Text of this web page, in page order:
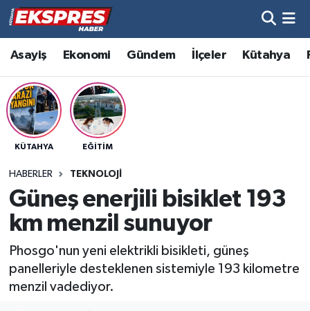
Asayiş Ekonomi Gündem İlçeler Kütahya
KÜTAHYA EĞITIM
HABERLER TEKNOLOJI
Güneş enerjili bisiklet 193
km menzil sunuyor
Phosgo'nun yeni elektrikli bisikleti, güneş
panelleriyle desteklenen sistemiyle 193 kilometre
menzil vadediyor.
Altıntaş
Asayiş
Aslanapa
Bölge
Çavdarhisar
Domaniç
Hava Durumu
Trafik Durumu
Süper Lig Puan Durumu ve Fikstür
Son Dakika Haberleri
Haber Arşivi